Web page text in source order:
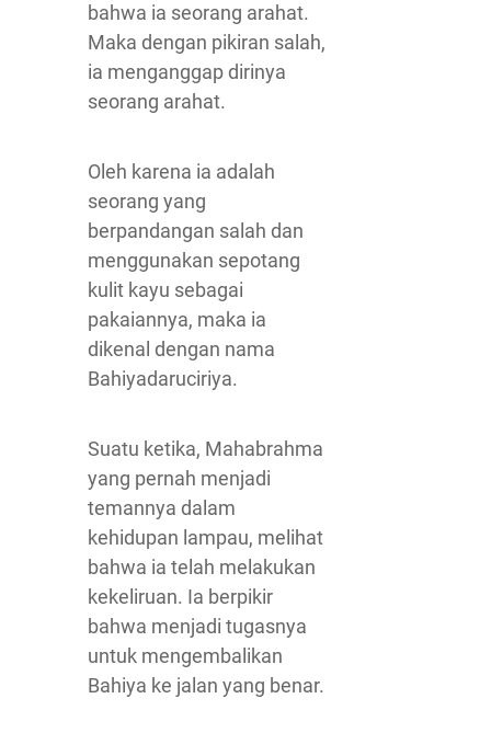
bahwa ia seorang arahat.
Maka dengan pikiran salah,
ia menganggap dirinya
seorang arahat.
Oleh karena ia adalah
seorang yang
berpandangan salah dan
menggunakan sepotang
kulit kayu sebagai
pakaiannya, maka ia
dikenal dengan nama
Bahiyadaruciriya.
Suatu ketika, Mahabrahma
yang pernah menjadi
temannya dalam
kehidupan lampau, melihat
bahwa ia telah melakukan
kekeliruan. Ia berpikir
bahwa menjadi tugasnya
untuk mengembalikan
Bahiya ke jalan yang benar.